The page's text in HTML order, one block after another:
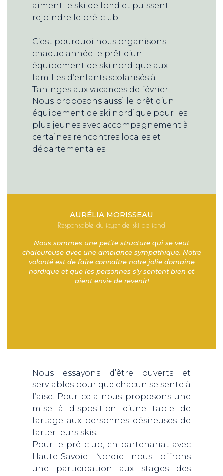
aiment le ski de fond et puissent
rejoindre le pré-club.
C’est pourquoi nous organisons
chaque année le prêt d’un
équipement de ski nordique aux
familles d’enfants scolarisés à
Taninges aux vacances de février.
Nous proposons aussi le prêt d’un
équipement de ski nordique pour les
plus jeunes avec accompagnement à
certaines rencontres locales et
départementales.
AURÉLIA MORISSEAU
Responsable du foyer de ski de fond
Nous sommes une petite structure qui se veut
chaleureuse avec une ambiance sympathique. Notre
volonté est de faire connaître notre jolie domaine
nordique et que les personnes s’y sentent bien et
aient envie de revenir!
Nous essayons d’être ouverts et
serviables pour que chacun se sente à
l’aise. Pour cela nous proposons une
mise à disposition d’une table de
fartage aux personnes désireuses de
farter leurs skis.
Pour le pré club, en partenariat avec
Haute-Savoie Nordic nous offrons
une participation aux stages des